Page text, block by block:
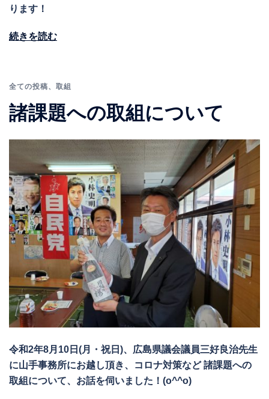
ります！
続きを読む
全ての投稿、 取組
諸課題への取組について
令和2年8月10日(月・祝日)、広島県議会議員三好良治先生
に山手事務所にお越し頂き、コロナ対策など 諸課題への
取組について、お話を伺いました！(o^^o)